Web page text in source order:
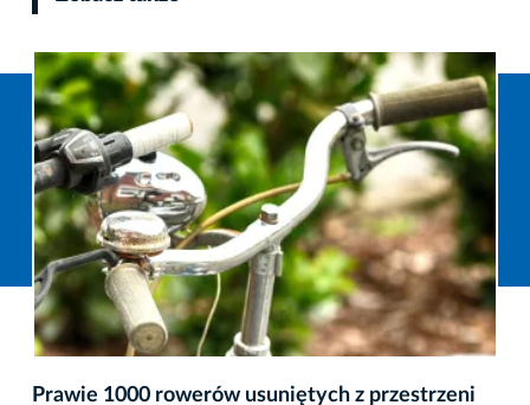
Prawie 1000 rowerów usuniętych z przestrzeni